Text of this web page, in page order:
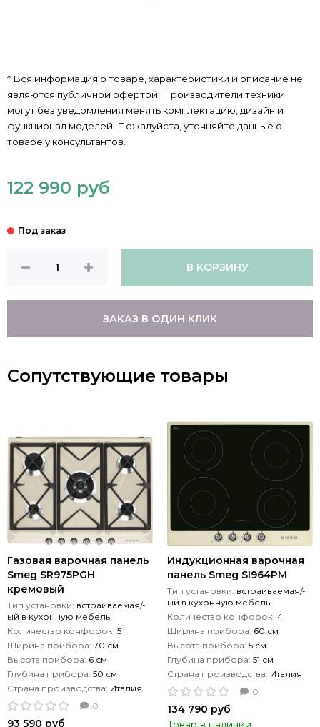
* Вся информация о товаре, характеристики и описание не
являются публичной офертой. Производители техники
могут без уведомления менять комплектацию, дизайн и
функционал моделей. Пожалуйста, уточняйте данные о
товаре у консультантов.
122 990 руб
В КОРЗИНУ
ЗАКАЗ В ОДИН КЛИК
Сопутствующие товары
Газовая варочная панель
Smeg SR975PGH
кремовый
Тип установки: встраиваемая/-
ый в кухонную мебель
Количество конфорок: 5
Ширина прибора: 70 см
Высота прибора: 6 см
Глубина прибора: 50 см
Страна производства: Италия
0
93 590 руб
Индукционная варочная
панель Smeg SI964PM
Тип установки: встраиваемая/-
ый в кухонную мебель
Количество конфорок: 4
Ширина прибора: 60 см
Высота прибора: 5 см
Глубина прибора: 51 см
Страна производства: Италия
0
134 790 руб